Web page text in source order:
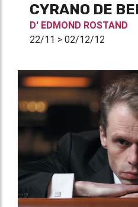
CYRANO DE
D' EDMOND ROSTAND
22/11 > 02/12/12